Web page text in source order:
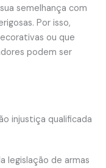
semelhança com
Por isso,
ou que
podem ser
injustiça qualificada
legislação de armas